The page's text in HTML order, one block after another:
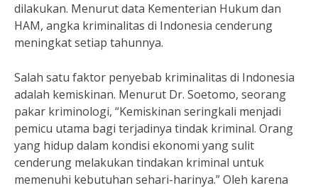
dilakukan. Menurut data Kementerian Hukum dan
HAM, angka kriminalitas di Indonesia cenderung
meningkat setiap tahunnya.
Salah satu faktor penyebab kriminalitas di Indonesia
adalah kemiskinan. Menurut Dr. Soetomo, seorang
pakar kriminologi, “Kemiskinan seringkali menjadi
pemicu utama bagi terjadinya tindak kriminal. Orang
yang hidup dalam kondisi ekonomi yang sulit
cenderung melakukan tindakan kriminal untuk
memenuhi kebutuhan sehari-harinya.” Oleh karena